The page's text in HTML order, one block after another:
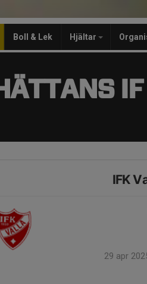
Boll & Lek Hjältar
IF
IFK
29 apr